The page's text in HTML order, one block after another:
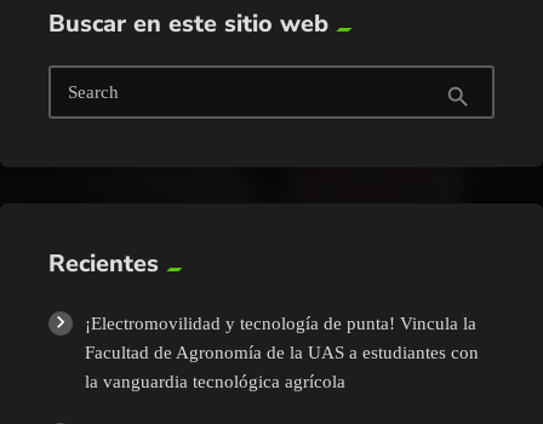
Buscar en este sitio web
Search search
Recientes
¡Electromovilidad y tecnología de punta! Vincula la
Facultad de Agronomía de la UAS a estudiantes con
la vanguardia tecnológica agrícola